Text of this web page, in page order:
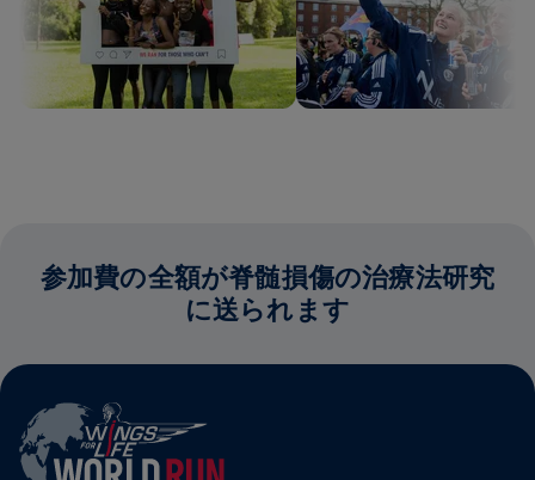
参加費の全額が脊髄損傷の治療法研究
に送られます